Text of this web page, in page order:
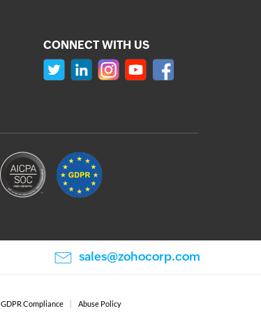
CONNECT WITH US
sales@zohocorp.com
GDPR Compliance Abuse Policy